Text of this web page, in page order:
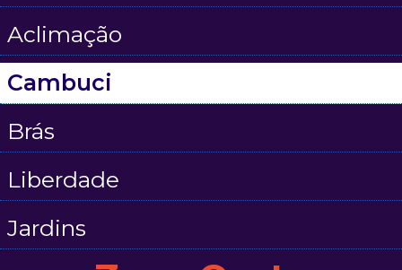
Aclimação
Cambuci
Brás
Liberdade
Jardins